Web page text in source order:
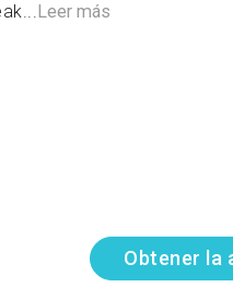
Leer más
Obtener la